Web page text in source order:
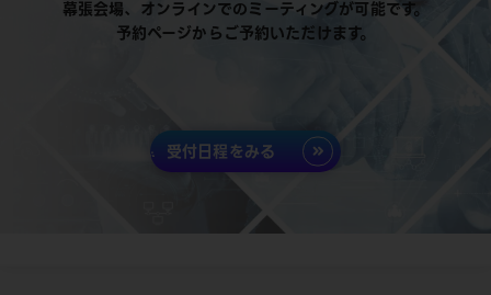
幕張会場、オンラインでのミーティングが可能です。
予約ページからご予約いただけます。
受付日程をみる